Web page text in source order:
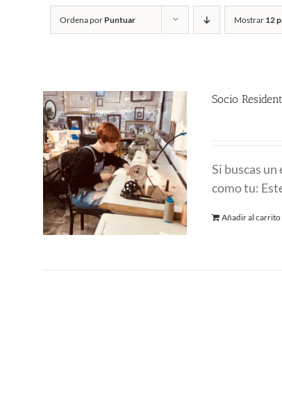
Ordena por Puntuar Mostrar 12
Socio
Si buscas
como tu:
Añadir al carrito